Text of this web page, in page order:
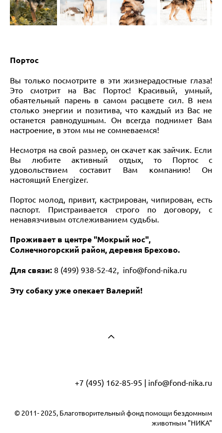
Портос
Вы только посмотрите в эти жизнерадостные глаза!
Это смотрит на Вас Портос! Красивый, умный,
обаятельный парень в самом расцвете сил. В нем
столько энергии и позитива, что каждый из Вас не
останется равнодушным. Он всегда поднимет Вам
настроение, в этом мы не сомневаемся!
Несмотря на свой размер, он скачет как зайчик. Если
Вы любите активный отдых, то Портос с
удовольствием составит Вам компанию! Он
настоящий Energizer.
Портос молод, привит, кастрирован, чипирован, есть
паспорт. Пристраивается строго по договору, с
ненавязчивым отслеживанием судьбы.
Проживает в центре "Мокрый нос",
Солнечногорский район, деревня Брехово.
Для связи: 8 (499) 938-52-42, info@fond-nika.ru
Эту собаку уже опекает Валерий!
+7 (495) 162-85-95 | info@fond-nika.ru
© 2011- 2025, Благотворительный фонд помощи бездомным
животным "НИКА"